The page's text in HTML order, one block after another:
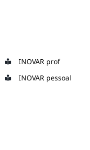
INOVAR prof
INOVAR pessoal